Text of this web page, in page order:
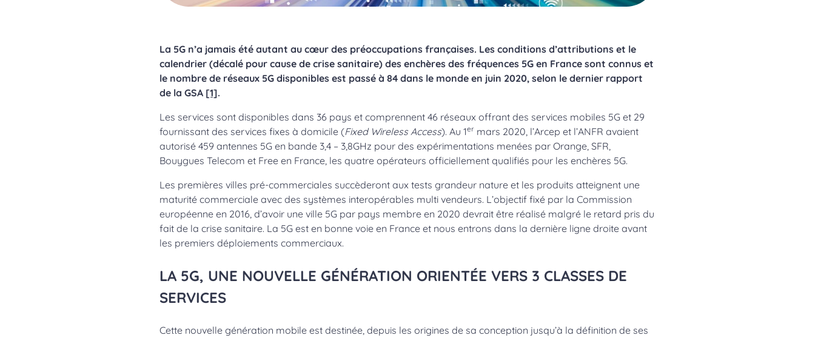
La 5G n’a jamais été autant au cœur des préoccupations françaises. Les conditions d’attributions et le
calendrier (décalé pour cause de crise sanitaire) des enchères des fréquences 5G en France sont connus et
le nombre de réseaux 5G disponibles est passé à 84 dans le monde en juin 2020, selon le dernier rapport
de la GSA [1].
Les services sont disponibles dans 36 pays et comprennent 46 réseaux offrant des services mobiles 5G et 29
fournissant des services fixes à domicile (Fixed Wireless Access). Au 1er mars 2020, l’Arcep et l’ANFR avaient
autorisé 459 antennes 5G en bande 3,4 – 3,8GHz pour des expérimentations menées par Orange, SFR,
Bouygues Telecom et Free en France, les quatre opérateurs officiellement qualifiés pour les enchères 5G.
Les premières villes pré-commerciales succèderont aux tests grandeur nature et les produits atteignent une
maturité commerciale avec des systèmes interopérables multi vendeurs. L’objectif fixé par la Commission
européenne en 2016, d’avoir une ville 5G par pays membre en 2020 devrait être réalisé malgré le retard pris du
fait de la crise sanitaire. La 5G est en bonne voie en France et nous entrons dans la dernière ligne droite avant
les premiers déploiements commerciaux.
LA 5G, UNE NOUVELLE GÉNÉRATION ORIENTÉE VERS 3 CLASSES DE
SERVICES
Cette nouvelle génération mobile est destinée, depuis les origines de sa conception jusqu’à la définition de ses